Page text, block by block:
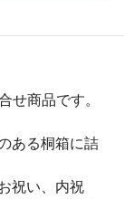
せ商品です。
ある桐箱に詰
祝い、内祝